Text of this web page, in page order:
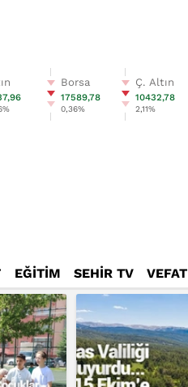
Borsa
17589,78
0,36%
Ç. Altın
10432,78
2,11%
EĞİTİM SEHİR TV VEFAT